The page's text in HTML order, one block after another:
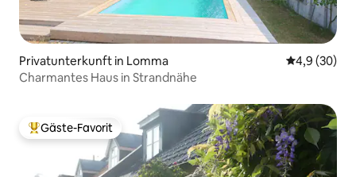
Privatunterkunft in Lomma
4,9 (30)
Charmantes Haus in Strandnähe
Beliebter Gäste-Favorit.
Gäste-Favorit